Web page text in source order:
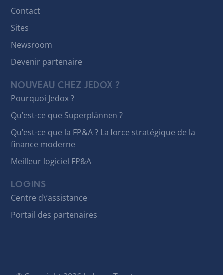
Contact
Sites
Newsroom
Devenir partenaire
NOUVEAU CHEZ JEDOX ?
Pourquoi Jedox ?
Qu’est-ce que Superplännen ?
Qu’est-ce que la FP&A ? La force stratégique de la
finance moderne
Meilleur logiciel FP&A
LOGINS
Centre d\’assistance
Portail des partenaires